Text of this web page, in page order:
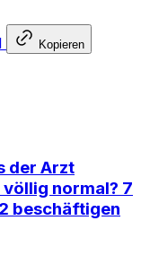
Kopieren
der Arzt
normal? 7
beschäftigen